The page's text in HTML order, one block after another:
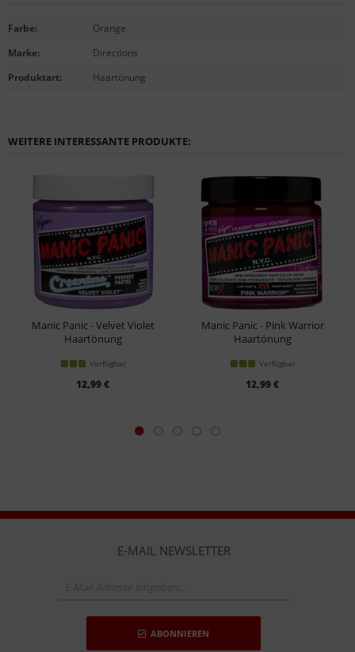
Farbe:
Orange
Marke:
Directions
Produktart: Haartönung
WEITERE INTERESSANTE PRODUKTE:
Manic Panic - Velvet Violet
Haartönung
Verfügbar
12,99 €
Manic Panic - Pink Warrior
Haartönung
Verfügbar
12,99 €
E-MAIL NEWSLETTER
ABONNIEREN